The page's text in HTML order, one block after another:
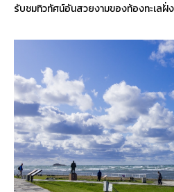
รับชมทิวทัศน์อันสวยงามของท้องทะเล